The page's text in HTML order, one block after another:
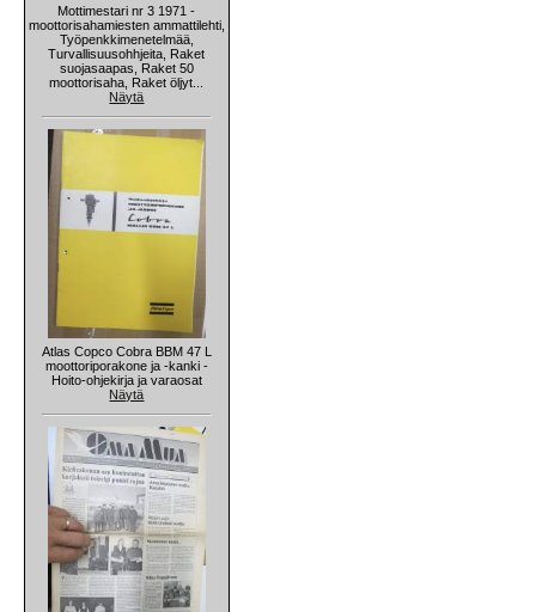
Mottimestari nr 3 1971 -
moottorisahamiesten ammattilehti,
Työpenkkimenetelmää,
Turvallisuusohhjeita, Raket
suojasaapas, Raket 50
moottorisaha, Raket öljyt...
Näytä
Atlas Copco Cobra BBM 47 L
moottoriporakone ja -kanki -
Hoito-ohjekirja ja varaosat
Näytä